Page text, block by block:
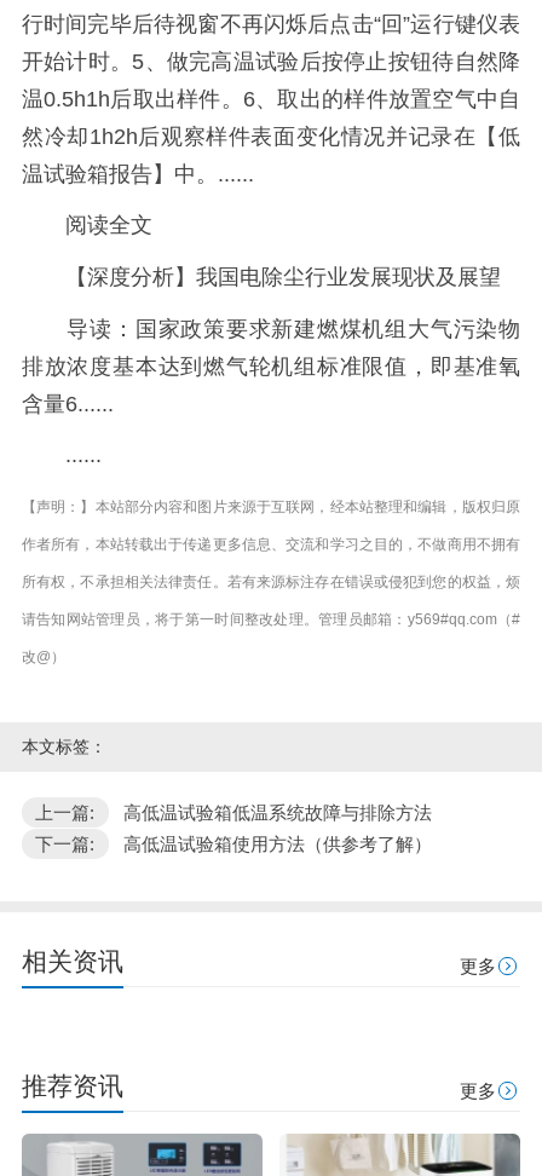
行时间完毕后待视窗不再闪烁后点击“回”运行键仪表
开始计时。5、做完高温试验后按停止按钮待自然降
温0.5h1h后取出样件。6、取出的样件放置空气中自
然冷却1h2h后观察样件表面变化情况并记录在【低
温试验箱报告】中。......
阅读全文
【深度分析】我国电除尘行业发展现状及展望
导读：国家政策要求新建燃煤机组大气污染物
排放浓度基本达到燃气轮机组标准限值，即基准氧
含量6......
......
【声明：】本站部分内容和图片来源于互联网，经本站整理和编辑，版权归原
作者所有，本站转载出于传递更多信息、交流和学习之目的，不做商用不拥有
所有权，不承担相关法律责任。若有来源标注存在错误或侵犯到您的权益，烦
请告知网站管理员，将于第一时间整改处理。管理员邮箱：y569#qq.com（#
改@）
本文标签：
上一篇:
高低温试验箱低温系统故障与排除方法
下一篇:
高低温试验箱使用方法（供参考了解）
相关资讯 更多
推荐资讯 更多